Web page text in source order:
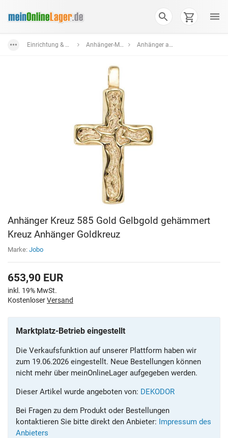
Einrichtung & Wohnaccessoires Anhänger-Medaillons Anhänger aus Gelbgold
Anhänger Kreuz 585 Gold Gelbgold gehämmert
Kreuz Anhänger Goldkreuz
Marke: Jobo
653,90 EUR
inkl. 19% MwSt.
KostenloserVersand
Marktplatz-Betrieb eingestellt
Die Verkaufsfunktion auf unserer Plattform haben wir
zum 19.06.2026 eingestellt. Neue Bestellungen können
nicht mehr über meinOnlineLager aufgegeben werden.
Dieser Artikel wurde angeboten von: DEKODOR
Bei Fragen zu dem Produkt oder Bestellungen
kontaktieren Sie bitte direkt den Anbieter: Impressum des
Anbieters